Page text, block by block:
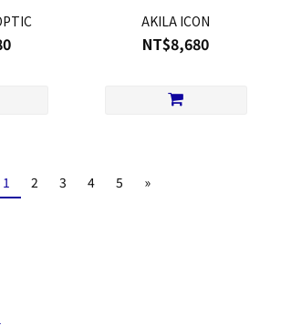
AKILA ICON
NT$8,680
1 2 3 4 5 »